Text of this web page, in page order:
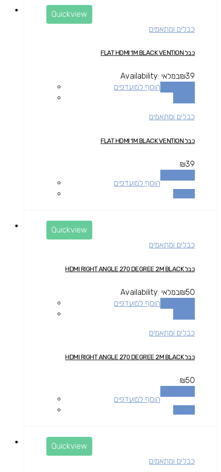
Quickview
כבלים ומתאמים
כבל FLAT HDMI 1M BLACK VENTION
₪39
Availability: במלאי
הוסף למועדפים
כבלים ומתאמים
כבל FLAT HDMI 1M BLACK VENTION
₪39
הוסף למועדפים
Quickview
כבלים ומתאמים
כבל HDMI RIGHT ANGLE 270 DEGREE 2M BLACK
₪50
Availability: במלאי
הוסף למועדפים
כבלים ומתאמים
כבל HDMI RIGHT ANGLE 270 DEGREE 2M BLACK
₪50
הוסף למועדפים
Quickview
כבלים ומתאמים